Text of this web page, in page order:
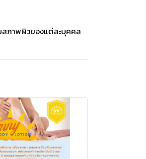
สภาพผิวของแต่ละบุคคล